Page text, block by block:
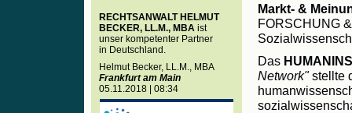
RECHTSANWALT HELMUT
BECKER, LL.M., MBAist
unser kompetenter Partner
in Deutschland.
Helmut Becker, LL.M., MBA
Frankfurt am Main
05.11.2018 | 08:34
Markt- &
FORSCHUNG
Das
Network"stellte